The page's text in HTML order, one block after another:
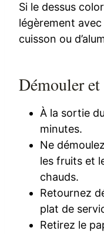
Si le dessus
légèrement
cuisson ou
Démouler et
À la sortie
minutes.
Ne
les fruits et
chauds.
Retournez
plat de
Retirez le